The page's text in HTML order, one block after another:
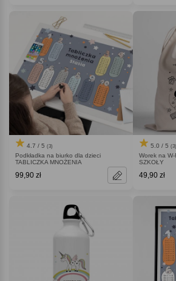
4.7 / 5 (3)
Podkładka na biurko dla dzieci
TABLICZKA MNOŻENIA
99,90 zł
5.0 / 5 (3)
Worek na
SZKOŁY
49,90 zł